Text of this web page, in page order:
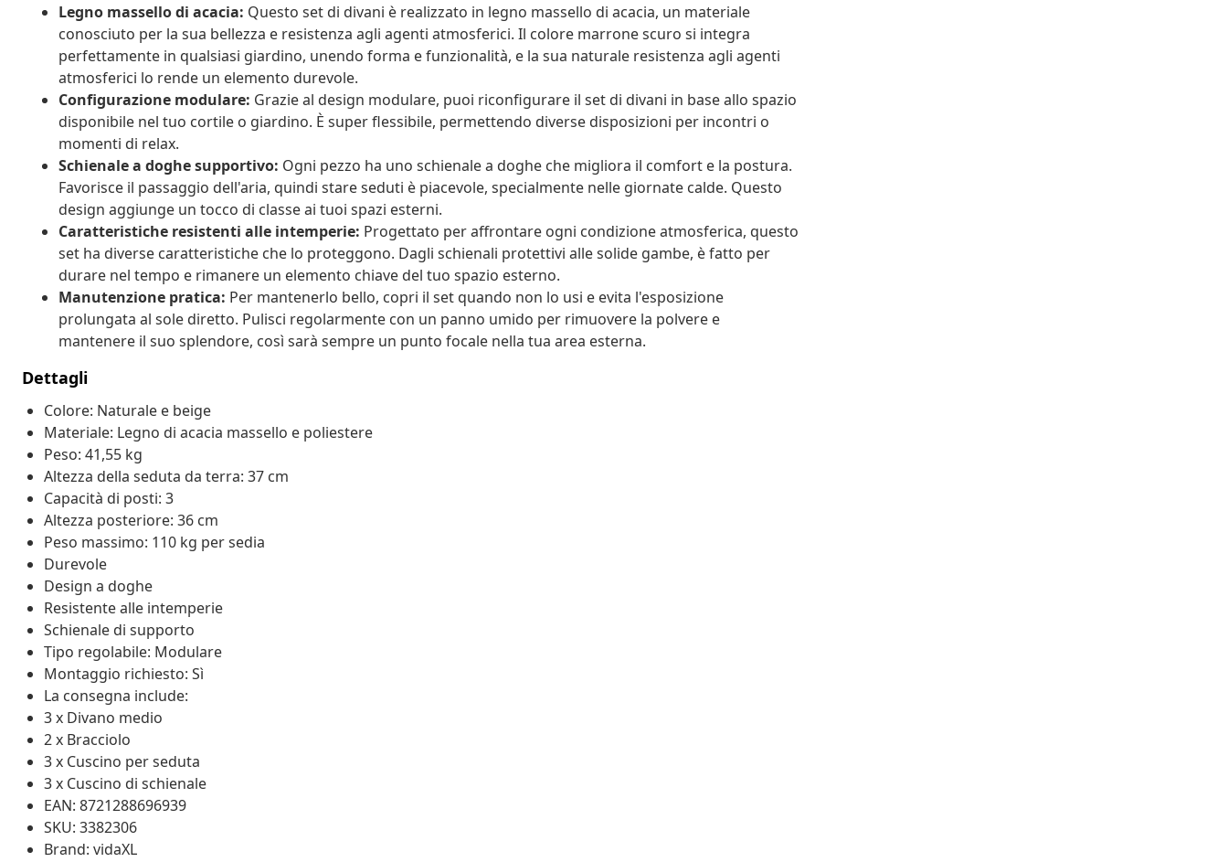
Legno massello di acacia: Questo set di divani è realizzato in legno massello di acacia, un materiale
conosciuto per la sua bellezza e resistenza agli agenti atmosferici. Il colore marrone scuro si integra
perfettamente in qualsiasi giardino, unendo forma e funzionalità, e la sua naturale resistenza agli agenti
atmosferici lo rende un elemento durevole.
Configurazione modulare: Grazie al design modulare, puoi riconfigurare il set di divani in base allo spazio
disponibile nel tuo cortile o giardino. È super flessibile, permettendo diverse disposizioni per incontri o
momenti di relax.
Schienale a doghe supportivo: Ogni pezzo ha uno schienale a doghe che migliora il comfort e la postura.
Favorisce il passaggio dell'aria, quindi stare seduti è piacevole, specialmente nelle giornate calde. Questo
design aggiunge un tocco di classe ai tuoi spazi esterni.
Caratteristiche resistenti alle intemperie: Progettato per affrontare ogni condizione atmosferica, questo
set ha diverse caratteristiche che lo proteggono. Dagli schienali protettivi alle solide gambe, è fatto per
durare nel tempo e rimanere un elemento chiave del tuo spazio esterno.
Manutenzione pratica: Per mantenerlo bello, copri il set quando non lo usi e evita l'esposizione
prolungata al sole diretto. Pulisci regolarmente con un panno umido per rimuovere la polvere e
mantenere il suo splendore, così sarà sempre un punto focale nella tua area esterna.
Dettagli
Colore: Naturale e beige
Materiale: Legno di acacia massello e poliestere
Peso: 41,55 kg
Altezza della seduta da terra: 37 cm
Capacità di posti: 3
Altezza posteriore: 36 cm
Peso massimo: 110 kg per sedia
Durevole
Design a doghe
Resistente alle intemperie
Schienale di supporto
Tipo regolabile: Modulare
Montaggio richiesto: Sì
La consegna include:
3 x Divano medio
2 x Bracciolo
3 x Cuscino per seduta
3 x Cuscino di schienale
EAN: 8721288696939
SKU: 3382306
Brand: vidaXL